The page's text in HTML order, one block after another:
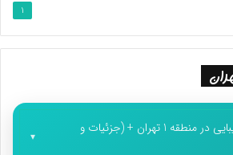
1
بهترین کلینیک های زیبایی در منطقه 1 تهران + (جزئیات و